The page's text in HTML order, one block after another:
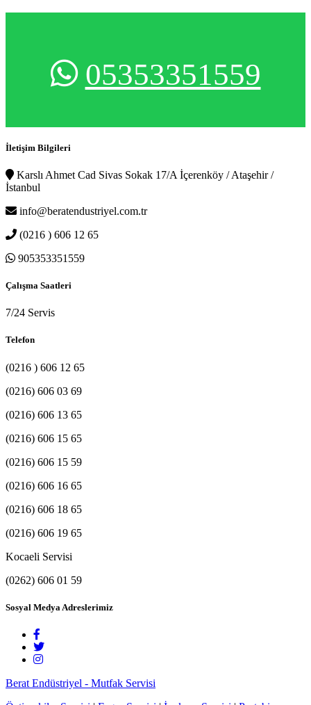
05353351559
İletişim Bilgileri
Karslı Ahmet Cad Sivas Sokak 17/A İçerenköy / Ataşehir /
İstanbul
info@beratendustriyel.com.tr
(0216 ) 606 12 65
905353351559
Çalışma Saatleri
7/24 Servis
Telefon
(0216 ) 606 12 65
(0216) 606 03 69
(0216) 606 13 65
(0216) 606 15 65
(0216) 606 15 59
(0216) 606 16 65
(0216) 606 18 65
(0216) 606 19 65
Kocaeli Servisi
(0262) 606 01 59
Sosyal Medya Adreslerimiz
Berat Endüstriyel - Mutfak Servisi